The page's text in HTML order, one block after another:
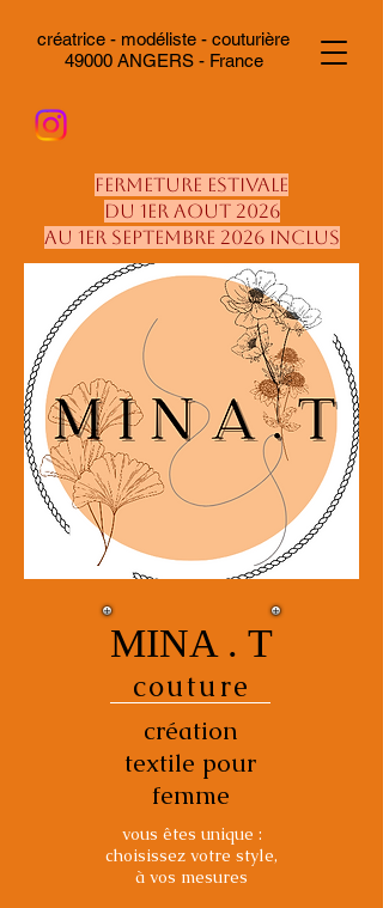
créatrice - modéliste - couturière
49000 ANGERS - France
MINA . T
couture
création
textile pour
femme
vous êtes unique :
choisissez votre style,
à vos mesures
Fermeture estivale
du 1er aout 2026
au 1er septembre 2026 inclus